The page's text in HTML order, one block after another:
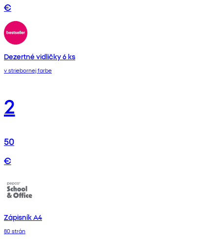
€
Dezertné vidličky 6 ks
v striebornej farbe
2
50
€
Zápisník A4
80 strán